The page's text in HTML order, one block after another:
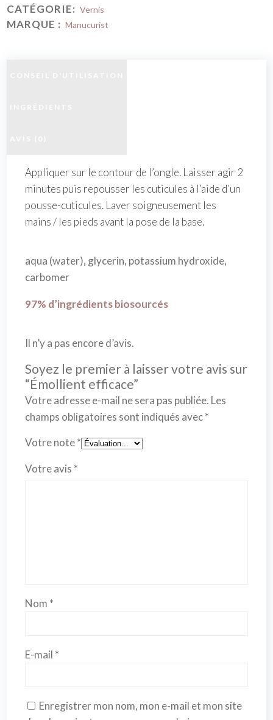
CATÉGORIE: Vernis
MARQUE : Manucurist
Appliquer sur le contour de l’ongle. Laisser agir 2
minutes puis repousser les cuticules à l’aide d’un
pousse-cuticules. Laver soigneusement les
mains / les pieds avant la pose de la base.
aqua (water), glycerin, potassium hydroxide,
carbomer
97% d’ingrédients biosourcés
Il n’y a pas encore d’avis.
Soyez le premier à laisser votre avis sur
“Émollient efficace”
Votre adresse e-mail ne sera pas publiée. Les
champs obligatoires sont indiqués avec*
Votre note*
Votre avis *
Nom *
E-mail *
Enregistrer mon nom, mon e-mail et mon site